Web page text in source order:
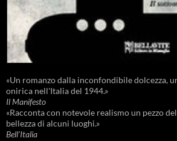
«Un romanzo dalla inconfondibile dolcezza,
onirica nell'Italia del 1944.»
Il Manifesto
«Racconta con notevole realismo un pezzo
bellezza di alcuni luoghi.»
Bell'Italia